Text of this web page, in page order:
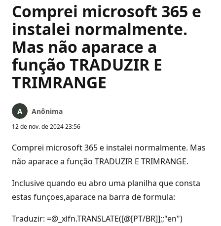
Comprei microsoft 365 e
instalei normalmente.
Mas não aparace a
função TRADUZIR E
TRIMRANGE
Anônima
12 de nov. de 2024 23:56
Comprei microsoft 365 e instalei normalmente. Mas
não aparace a função TRADUZIR E TRIMRANGE.
Inclusive quando eu abro uma planilha que consta
estas funçoes,aparace na barra de formula:
Traduzir: =@_xlfn.TRANSLATE([@[PT/BR]];;"en")